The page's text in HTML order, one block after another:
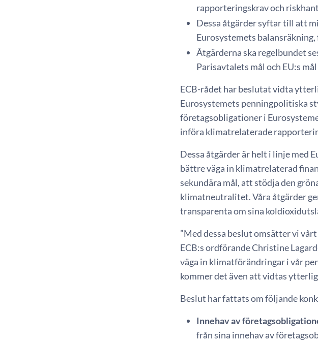
rapporteringskrav och
Dessa åtgärder syftar till att
Eurosystemets
Åtgärderna ska regelbundet
Parisavtalets mål och EU:s
ECB-rådet har beslutat vidta
Eurosystemets penningpolitiska
företagsobligationer i
införa klimatrelaterade
Dessa åtgärder är helt i linje med
bättre väga in klimatrelaterad
sekundära mål, att stödja den
klimatneutralitet. Våra åtgärder
transparenta om sina
”Med dessa beslut omsätter vi
ECB:s ordförande Christine
väga in klimatförändringar i vår
kommer det även att vidtas
Beslut har fattats om följande
Innehav av
från sina innehav av